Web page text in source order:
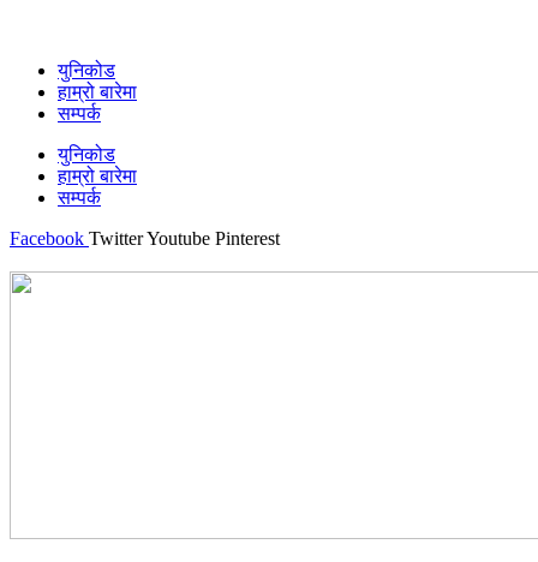
युनिकोड
हाम्रो बारेमा
सम्पर्क
युनिकोड
हाम्रो बारेमा
सम्पर्क
Facebook TwitterYoutube Pinterest